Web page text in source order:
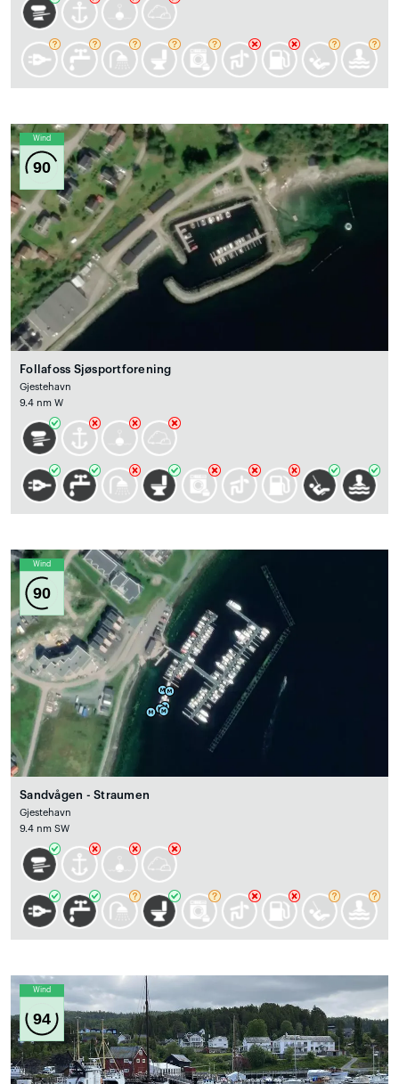
Wind
90
Follafoss Sjøsportforening
Gjestehavn
9.4 nm W
Wind
90
Sandvågen - Straumen
Gjestehavn
9.4 nm SW
Wind
94